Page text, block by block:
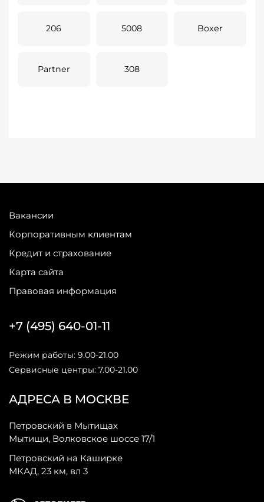
206 5008 Boxer
Partner 308
Вакансии
Корпоративным клиентам
Кредит и страхование
Карта сайта
Правовая информация
АДРЕСА В МОСКВЕ
Петровский в Мытищах
Мытищи, Волковское шоссе 17/1
Петровский на Каширке
МКАД, 23 км, вл 3
+7 (495) 640-01-11
Режим работы: 9.00-21.00
Сервисные центры: 7.00-21.00